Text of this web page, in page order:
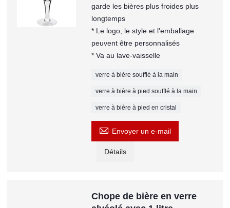
garde les bières plus froides plus
longtemps
* Le logo, le style et l'emballage
peuvent être personnalisés
* Va au lave-vaisselle
verre à bière soufflé à la main
verre à bière à pied soufflé à la main
verre à bière à pied en cristal
 Envoyer un e-mail
Détails
Chope de bière en verre